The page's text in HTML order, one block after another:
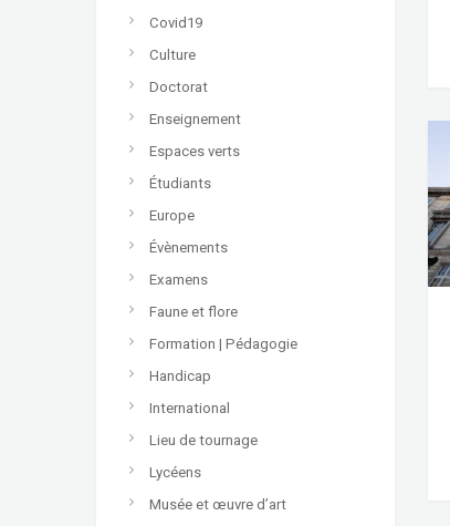
Covid19
Culture
Doctorat
Enseignement
Espaces verts
Étudiants
Europe
Évènements
Examens
Faune et flore
Formation | Pédagogie
Handicap
International
Lieu de tournage
Lycéens
Musée et œuvre d’art